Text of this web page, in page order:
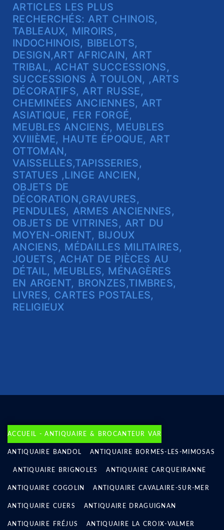
ARTICLES LES PLUS
RECHERCHÉS: ART CHINOIS,
TABLEAUX, MIROIRS,
INDOCHINOIS, BIBELOTS,
DESIGN,ART AFRICAIN, ART
TRIBAL, ACHAT SUCCESSIONS,
SUCCESSIONS À TOULON, ,ARTS
DÉCORATIFS, ART RUSSE,
CHEMINÉES ANCIENNES, ART
ASIATIQUE, FER FORGÉ,
MEUBLES ANCIENS, MEUBLES
XVIIIÈME, HAUTE ÉPOQUE, ART
OTTOMAN,
VAISSELLES,TAPISSERIES,
STATUES ,LINGE ANCIEN,
OBJETS DE
DÉCORATION,GRAVURES,
PENDULES, ARMES ANCIENNES,
OBJETS DE VITRINES, ART DU
MOYEN-ORIENT, BIJOUX
ANCIENS, MÉDAILLES MILITAIRES,
JOUETS, ACHAT DE PIÈCES AU
DÉTAIL, MEUBLES, MÉNAGÈRES
EN ARGENT, BRONZES,TIMBRES,
LIVRES, CARTES POSTALES,
RELIGIEUX
ACCUEIL - ANTIQUAIRE & BROCANTEUR VAR
ANTIQUAIRE BANDOL ANTIQUAIRE BORMES-LES-MIMOSAS
ANTIQUAIRE BRIGNOLES ANTIQUAIRE CARQUEIRANNE
ANTIQUAIRE COGOLIN ANTIQUAIRE CAVALAIRE-SUR-MER
ANTIQUAIRE CUERS ANTIQUAIRE DRAGUIGNAN
ANTIQUAIRE FRÉJUS ANTIQUAIRE LA CROIX-VALMER